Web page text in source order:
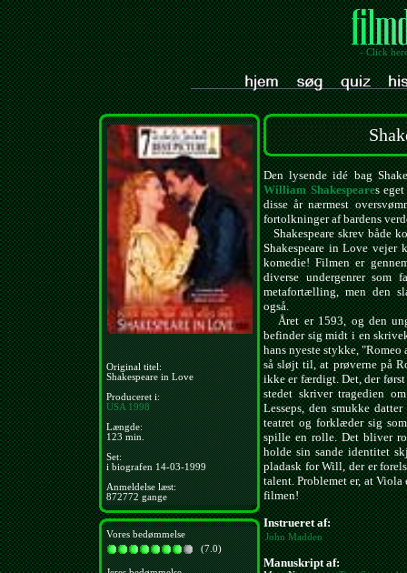
- Click
Original titel:
Shakespeare in Love
Produceret i:
USA 1998
Længde:
123 min.
Set:
i biografen 14-03-1999
Anmeldelse læst:
872772 gange
Vores bedømmelse
(7.0)
Den lysende idé bag
William Shakespeares
disse år nærmest
fortolkninger af bardens
Shakespeare skrev både
Shakespeare in Love
komedie! Filmen er
diverse undergenrer som
metafortælling, men den
også.
Året er 1593, og den
befinder sig midt i en
hans nyeste stykke, "Romeo
så sløjt til, at prøverne på
ikke er færdigt. Det, der
stedet skriver tragedien
Lesseps, den smukke
teatret og forklæder sig
spille en rolle. Det bliver
holde sin sande identitet
pladask for Will, der er
talent. Problemet er, at Viola
filmen!
Instrueret af:
John Madden
Manuskript af: